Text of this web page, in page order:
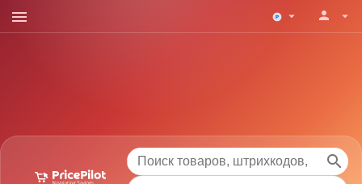
menu arrow_drop_down person arrow_drop_down
search